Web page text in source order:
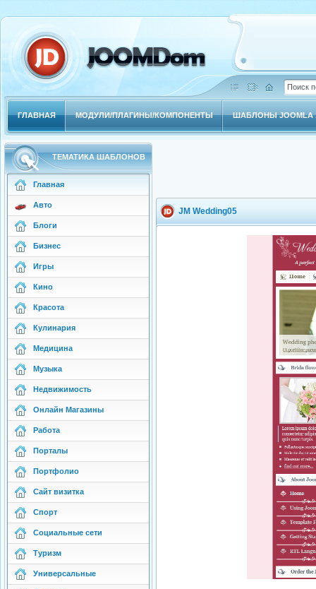
ГЛАВНАЯ МОДУЛИ/ПЛАГИНЫ/КОМПОНЕНТЫ ШАБЛОНЫ JOOMLA
ТЕМАТИКА ШАБЛОНОВ
Главная
Авто
Блоги
Бизнес
Игры
Кино
Красота
Кулинария
Медицина
Музыка
Недвижимость
Онлайн Магазины
Работа
Порталы
Портфолио
Сайт визитка
Спорт
Социальные сети
Туризм
Универсальные
JM Wedding05